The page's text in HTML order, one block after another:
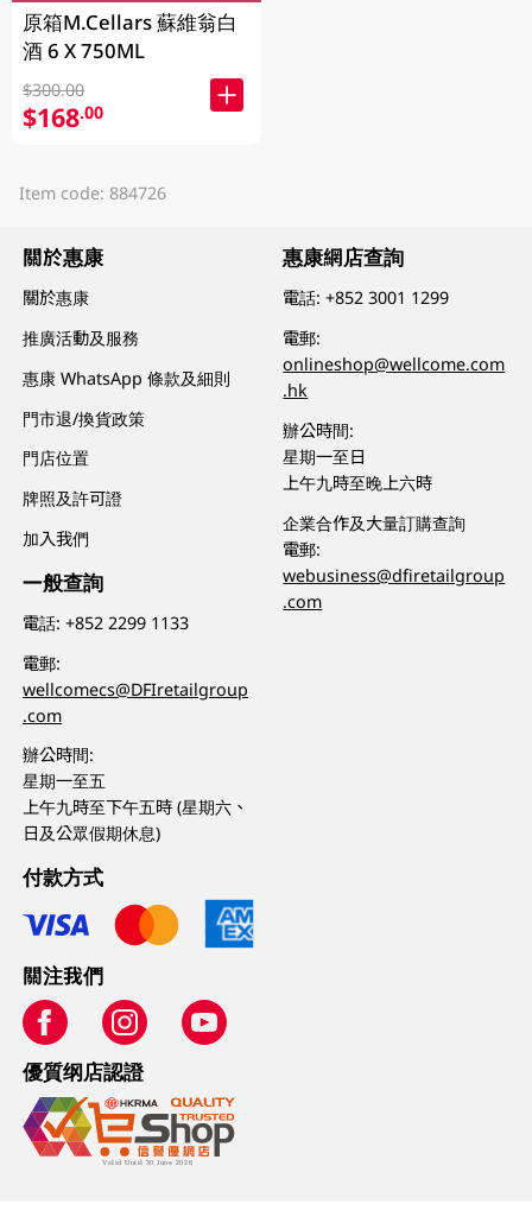
原箱M.Cellars 蘇維翁白
酒 6 X 750ML
$300.00
$168.00
Item code: 884726
關於惠康
關於惠康
推廣活動及服務
惠康 WhatsApp 條款及細則
門市退/換貨政策
門店位置
牌照及許可證
加入我們
一般查詢
電話:+852 2299 1133
電郵:
wellcomecs@DFIretailgroup
.com
辦公時間:
星期一至五
上午九時至下午五時 (星期六、
日及公眾假期休息)
惠康網店查詢
電話:+852 3001 1299
電郵:
onlineshop@wellcome.com
.hk
辦公時間:
星期一至日
上午九時至晚上六時
企業合作及大量訂購查詢
電郵:
webusiness@dfiretailgroup
.com
付款方式
關注我們
優質纲店認證